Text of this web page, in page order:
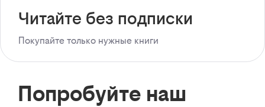
Читайте без подписки
Покупайте только нужные книги
Попробуйте наш